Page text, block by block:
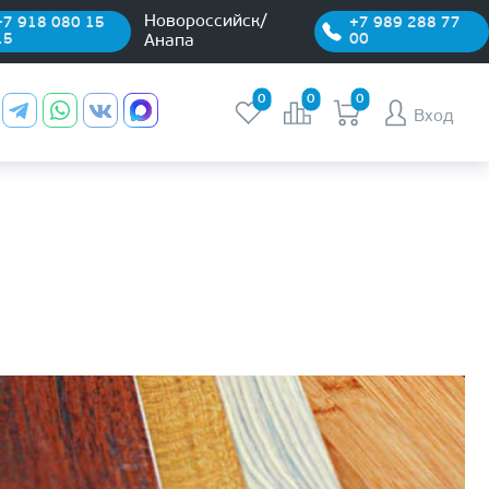
918 080 15
Новороссийск/
Анапа
+7 989 288 77
00
0 0 0
Вход